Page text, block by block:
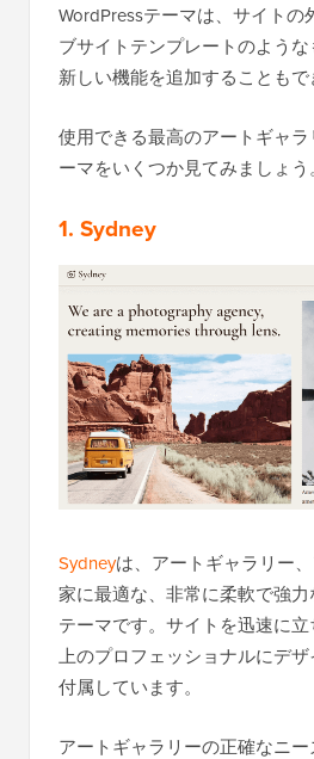
WordPressテーマは、サイトの
ブサイトテンプレートのよう
新しい機能を追加することもで
使用できる最高のアートギャ
ーマをいくつか見てみましょう。
1. Sydney
Sydneyは、アートギャラリー
家に最適な、非常に柔軟で強
テーマです。サイトを迅速に
上のプロフェッショナルにデ
付属しています。
アートギャラリーの正確なニ